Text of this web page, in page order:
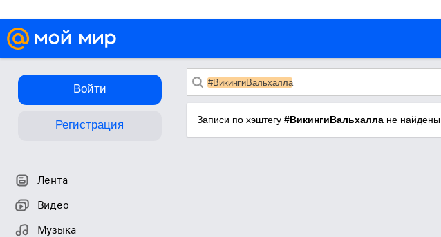
Войти
Регистрация
Лента
Видео
Музыка
#ВикингиВальхалла
Записи по хэштегу #ВикингиВальхаллане найдены.